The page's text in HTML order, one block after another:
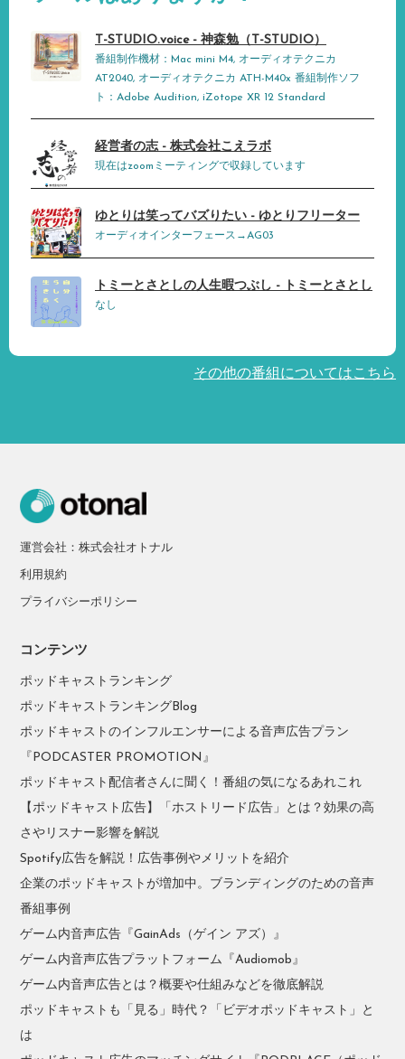
T-STUDIO.voice - 神森勉（T-STUDIO）
番組制作機材：Mac mini M4, オーディオテクニカ
AT2040, オーディオテクニカ ATH-M40x 番組制作ソフ
ト：Adobe Audition, iZotope XR 12 Standard
経営者の志 - 株式会社こえラボ
現在はzoomミーティングで収録しています
ゆとりは笑ってバズりたい - ゆとりフリーター
オーディオインターフェース→AG03
トミーとさとしの人生暇つぶし - トミーとさとし
なし
その他の番組についてはこちら
運営会社：株式会社オトナル
利用規約
プライバシーポリシー
コンテンツ
ポッドキャストランキング
ポッドキャストランキングBlog
ポッドキャストのインフルエンサーによる音声広告プラン
『PODCASTER PROMOTION』
ポッドキャスト配信者さんに聞く！番組の気になるあれこれ
【ポッドキャスト広告】「ホストリード広告」とは？効果の高
さやリスナー影響を解説
Spotify広告を解説！広告事例やメリットを紹介
企業のポッドキャストが増加中。ブランディングのための音声
番組事例
ゲーム内音声広告『GainAds（ゲイン アズ）』
ゲーム内音声広告プラットフォーム『Audiomob』
ゲーム内音声広告とは？概要や仕組みなどを徹底解説
ポッドキャストも「見る」時代？「ビデオポッドキャスト」と
は